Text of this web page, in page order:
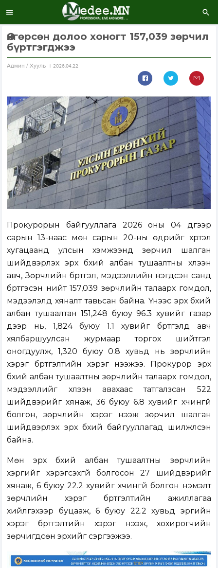
Өнгөрсөн долоо хоногт 157,039 зөрчил
бүртгэгджээ
Aдмин / Хууль 2026.04.22
Прокурорын байгууллага 2026 оны 04 дүгээр
сарын 13-наас мөн сарын 20-ны өдрийг хүртэл
хугацаанд улсын хэмжээнд зөрчил шалган
шийдвэрлэх эрх бүхий албан тушаалтны хүлээн
авч, Зөрчлийн бүртгэл, мэдээллийн нэгдсэн санд
бүртгэсэн нийт 157,039 зөрчлийн талаарх гомдол,
мэдээлэлд хяналт тавьсан байна. Үүнээс эрх бүхий
албан тушаалтан 151,248 буюу 96.3 хувийг газар
дээр нь, 1,824 буюу 1.1 хувийг бүртгэлд авч
хялбаршуулсан журмаар торгох шийтгэл
оногдуулж, 1,320 буюу 0.8 хувьд нь зөрчлийн
хэрэг бүртгэлтийн хэрэг нээжээ. Прокурор эрх
бүхий албан тушаалтны зөрчлийн талаарх гомдол,
мэдээллийг хүлээн авахаас татгалзсан 522
шийдвэрийг хянаж, 36 буюу 6.8 хувийг хүчингүй
болгон, зөрчлийн хэрэг нээж зөрчил шалган
шийдвэрлэх эрх бүхий байгууллагад шилжүүлсэн
байна.
Мөн эрх бүхий албан тушаалтны зөрчлийн
хэргийг хэрэгсэхгүй болгосон 27 шийдвэрийг
хянаж, 6 буюу 22.2 хувийг хүчингүй болгон нэмэлт
зөрчлийн хэрэг бүртгэлтийн ажиллагаа
хийлгэхээр буцааж, 6 буюу 22.2 хувьд эрүүгийн
хэрэг бүртгэлтийн хэрэг нээж, хохирогчийн
зөрчигдсөн эрхийг сэргээжээ.